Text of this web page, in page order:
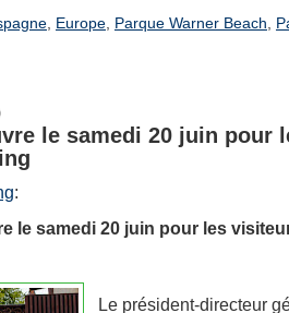
, Europe, Parque Warner Beach
le samedi 20 juin pour
:
le samedi 20 juin pour les
Le président-directeur